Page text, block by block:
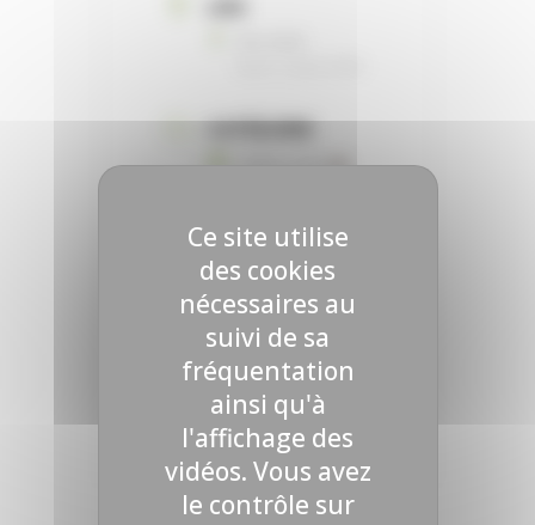
CATÉGORIE
ORGANISATEUR
SEMAE
Email
contact@semae.fr
Ce site utilise
des cookies
nécessaires au
suivi de sa
fréquentation
ainsi qu'à
l'affichage des
vidéos. Vous avez
le contrôle sur